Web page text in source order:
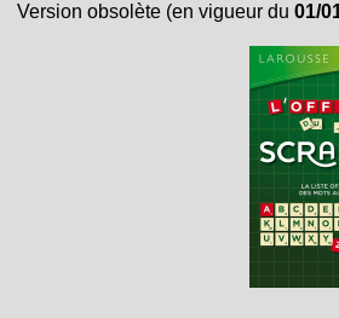
Version obsolète (en vigueur du 01/